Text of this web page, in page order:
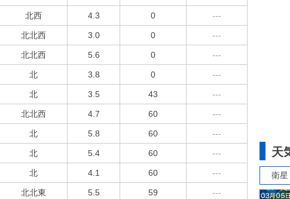
北西 4.3 0 ---
北北西 3.0 0 ---
北北西 5.6 0 ---
北 3.8 0 ---
北 3.5 43 ---
北北西 4.7 60 ---
北 5.8 60 ---
北 5.4 60 ---
北 4.1 60 ---
北北東 5.5 59 ---
天
衛星